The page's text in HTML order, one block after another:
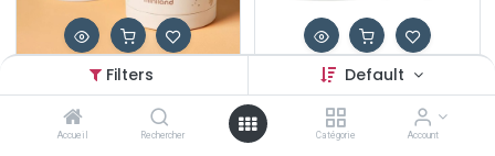
Filters Default
Accueil Rechercher Catégorie Account
7 300,00
View Similar
7 300,00DA
View Similar